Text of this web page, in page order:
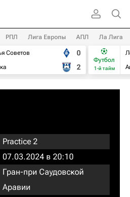
РПЛ Лига Европы АПЛ Ла Лига
Советов
0
2
Футбол
1-й тайм
Practice 2
07.03.2024 в 20:10
Гран-при Саудовской
Аравии